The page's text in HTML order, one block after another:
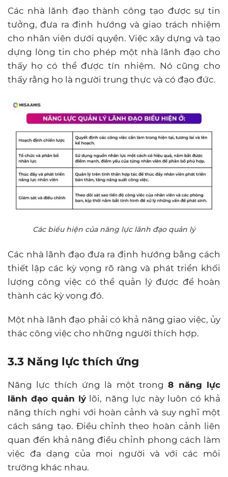
Các nhà lãnh đạo thành công tạo được sự tin
tưởng, đưa ra định hướng và giao trách nhiệm
cho nhân viên dưới quyền. Việc xây dựng và tạo
dựng lòng tin cho phép một nhà lãnh đạo cho
thấy họ có thể được tín nhiệm. Nó cũng cho
thấy rằng họ là người trung thực và có đạo đức.
Các biểu hiện của năng lực lãnh đạo quản lý
Các nhà lãnh đạo đưa ra định hướng bằng cách
thiết lập các kỳ vọng rõ ràng và phát triển khối
lượng công việc có thể quản lý được để hoàn
thành các kỳ vọng đó.
Một nhà lãnh đạo phải có khả năng giao việc, ủy
thác công việc cho những người thích hợp.
3.3 Năng lực thích ứng
Năng lực thích ứng là một trong8 năng lực
lãnh đạo quản lý lõi, năng lực này luôn có khả
năng thích nghi với hoàn cảnh và suy nghĩ một
cách sáng tạo. Điều chỉnh theo hoàn cảnh liên
quan đến khả năng điều chỉnh phong cách làm
việc đa dạng của mọi người và với các môi
trường khác nhau.